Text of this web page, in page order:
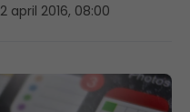
2 april 2016, 08:00